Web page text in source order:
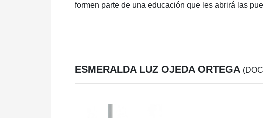
formen parte de una educación que les abrirá las
ESMERALDA LUZ OJEDA ORTEGA